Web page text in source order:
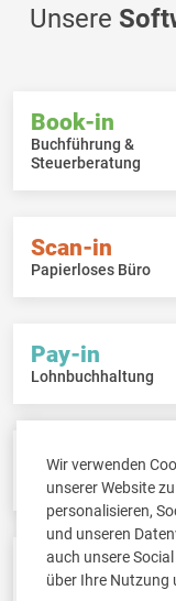
Wir verwenden
unserer Website
personalisieren,
und unseren
auch unsere
über Ihre Nutzung
Unsere
Book-in
Buchführung &
Steuerberatung
Scan-in
Papierloses Büro
Pay-in
Lohnbuchhaltung
Fisc-in
Steuererklärungen
Pos-in
Kassensystem